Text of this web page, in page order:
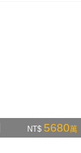
NT$ 5680萬